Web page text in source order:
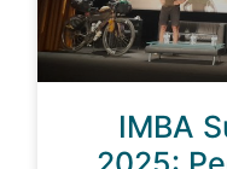
IMBA